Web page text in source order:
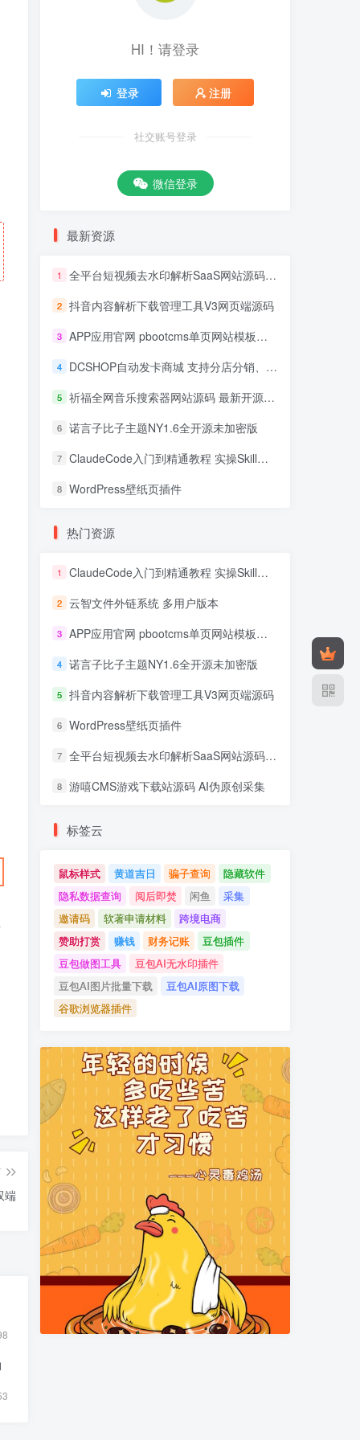
端
HI！请登录
登录 注册
社交账号登录
微信登录
最新资源
1 全平台短视频去水印解析SaaS网站源码 去水印api总站开源版本
2 抖音内容解析下载管理工具V3网页端源码
3 APP应用官网 pbootcms单页网站模板源码
4 DCSHOP自动发卡商城 支持分店分销、实物发货、自带博客
5 祈福全网音乐搜索器网站源码 最新开源修复版
6 诺言子比子主题NY1.6全开源未加密版
7 ClaudeCode入门到精通教程 实操Skill开发+企业级插件
8 WordPress壁纸页插件
热门资源
1 ClaudeCode入门到精通教程 实操Skill开发+企业级插件
2 云智文件外链系统 多用户版本
3 APP应用官网 pbootcms单页网站模板源码
4 诺言子比子主题NY1.6全开源未加密版
5 抖音内容解析下载管理工具V3网页端源码
6 WordPress壁纸页插件
7 全平台短视频去水印解析SaaS网站源码 去水印api总站开源版本
8 游嘻CMS游戏下载站源码 AI伪原创采集
标签云
鼠标样式 黄道吉日 骗子查询
隐藏软件
隐私数据查询
阅后即焚 闲鱼
采集
邀请码
软著申请材料
跨境电商
赞助打赏
赚钱 财务记账
豆包插件
豆包做图工具
豆包AI无水印插件
豆包AI图片批量下载
豆包AI原图下载
谷歌浏览器插件